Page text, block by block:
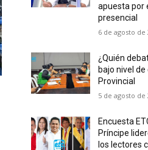
apuesta por
presencial
6 de agosto de
¿Quién
bajo nivel
Provincial
5 de agosto de
Encuesta
Príncipe
los lectores